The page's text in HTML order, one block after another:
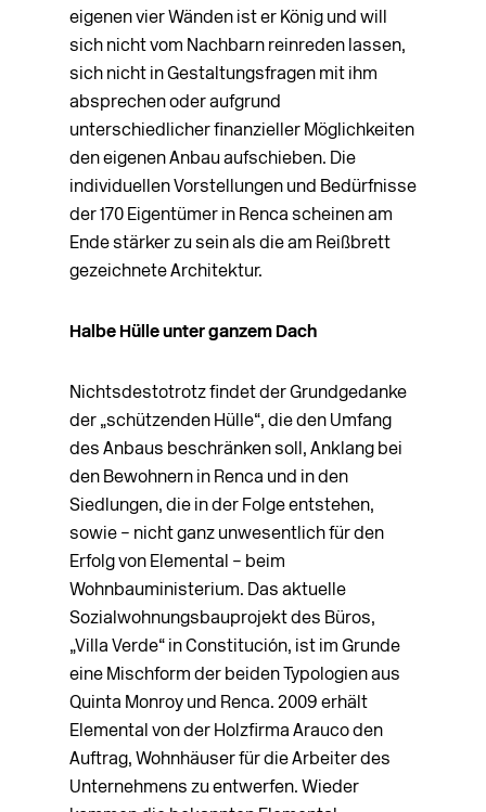
eigenen vier Wänden ist er König und will
sich nicht vom Nachbarn reinreden lassen,
sich nicht in Gestaltungsfragen mit ihm
absprechen oder aufgrund
unterschiedlicher finanzieller Möglichkeiten
den eigenen Anbau aufschieben. Die
individuellen Vorstellungen und Bedürfnisse
der 170 Eigentümer in Renca scheinen am
Ende stärker zu sein als die am Reißbrett
gezeichnete Architektur.
Halbe Hülle unter ganzem Dach
Nichtsdestotrotz findet der Grundgedanke
der „schützenden Hülle“, die den Umfang
des Anbaus beschränken soll, Anklang bei
den Bewohnern in Renca und in den
Siedlungen, die in der Folge entstehen,
sowie – nicht ganz unwesentlich für den
Erfolg von Elemental – beim
Wohnbauministerium. Das aktuelle
Sozialwohnungsbauprojekt des Büros,
„Villa Verde“ in Constitución, ist im Grunde
eine Mischform der beiden Typologien aus
Quinta Monroy und Renca. 2009 erhält
Elemental von der Holzfirma Arauco den
Auftrag, Wohnhäuser für die Arbeiter des
Unternehmens zu entwerfen. Wieder